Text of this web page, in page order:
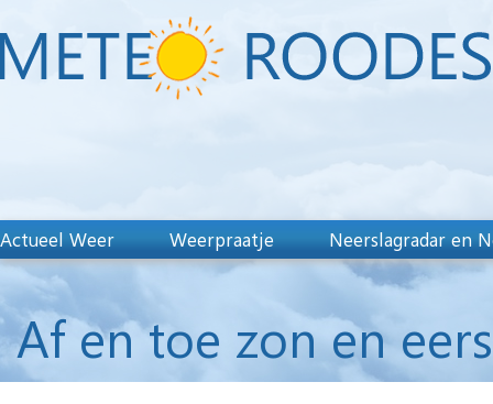
Actueel Weer Weerpraatje Neerslagradar en
Af en toe zon en